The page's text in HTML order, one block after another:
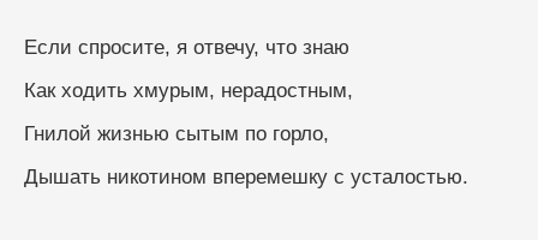
Если спросите, я отвечу, что знаю
Как ходить хмурым, нерадостным,
Гнилой жизнью сытым по горло,
Дышать никотином вперемешку с усталостью.